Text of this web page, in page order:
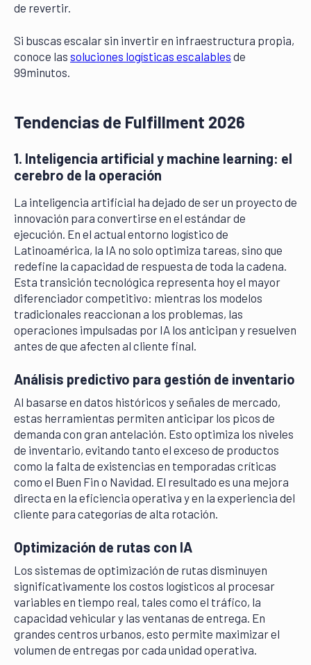
de revertir.
Si buscas escalar sin invertir en infraestructura propia,
conoce las soluciones logísticas escalables de
99minutos.
Tendencias de Fulfillment 2026
1. Inteligencia artificial y machine learning: el
cerebro de la operación
La inteligencia artificial ha dejado de ser un proyecto de
innovación para convertirse en el estándar de
ejecución. En el actual entorno logístico de
Latinoamérica, la IA no solo optimiza tareas, sino que
redefine la capacidad de respuesta de toda la cadena.
Esta transición tecnológica representa hoy el mayor
diferenciador competitivo: mientras los modelos
tradicionales reaccionan a los problemas, las
operaciones impulsadas por IA los anticipan y resuelven
antes de que afecten al cliente final.
Análisis predictivo para gestión de inventario
Al basarse en datos históricos y señales de mercado,
estas herramientas permiten anticipar los picos de
demanda con gran antelación. Esto optimiza los niveles
de inventario, evitando tanto el exceso de productos
como la falta de existencias en temporadas críticas
como el Buen Fin o Navidad. El resultado es una mejora
directa en la eficiencia operativa y en la experiencia del
cliente para categorías de alta rotación.
Optimización de rutas con IA
Los sistemas de optimización de rutas disminuyen
significativamente los costos logísticos al procesar
variables en tiempo real, tales como el tráfico, la
capacidad vehicular y las ventanas de entrega. En
grandes centros urbanos, esto permite maximizar el
volumen de entregas por cada unidad operativa.